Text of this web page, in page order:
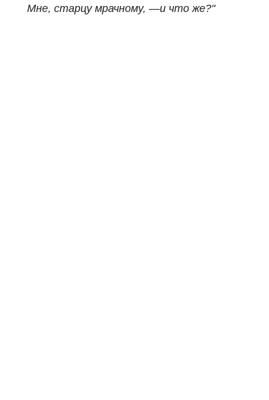
Мне, старцу мрачному, —и что же?"